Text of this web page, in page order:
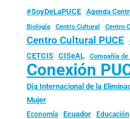
#SoyDeLaPUCE Agenda
Biología
Centro Cultural Centro
Centro Cultural PUCE
CETCIS CISeAL Compañía
Conexión
Día Internacional de la
Mujer
Economía Ecuador Educación